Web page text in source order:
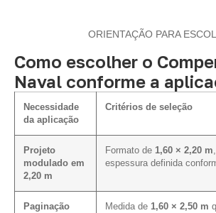
ORIENTAÇÃO PARA
Como escolher o
Naval conforme a
Necessidade
da aplicação
Critérios de seleção
Projeto
modulado em
2,20 m
Formato de 1,60 × 2,20 m
espessura definida
Paginação
Medida de 1,60 × 2,50 m